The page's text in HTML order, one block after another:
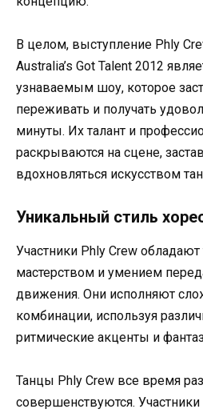
В целом, выступление Phly
Australia’s Got Talent 2012
узнаваемым шоу, которое
переживать и получать
минуты. Их талант и
раскрываются на сцене,
вдохновляться искусством
Уникальный стиль
Участники Phly Crew
мастерством и умением
движения. Они исполняют
комбинации, используя
ритмические акценты и
Танцы Phly Crew все время
совершенствуются.